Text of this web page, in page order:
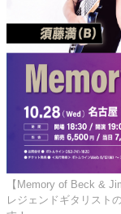
【Memory of Beck &
レジェンドギタリスト